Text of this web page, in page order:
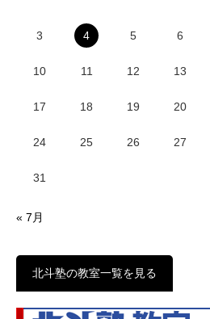
3 4 5 6
10 11 12 13
17 18 19 20
24 25 26 27
31
« 7月
北斗塾の教室一覧を見る